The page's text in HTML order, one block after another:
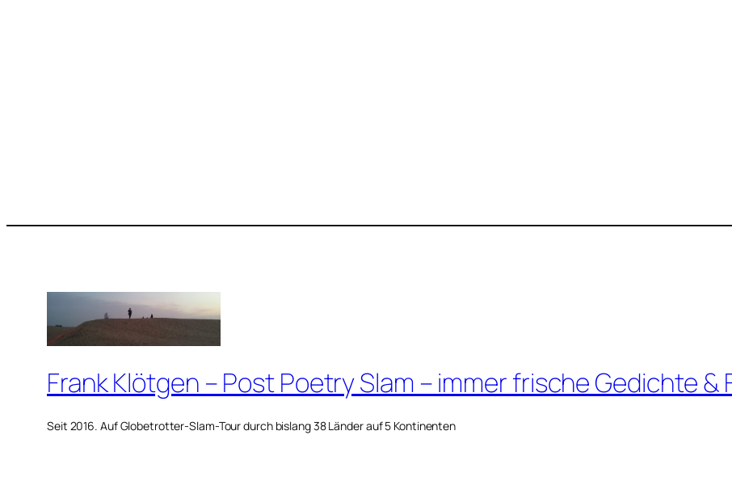
Frank Klötgen – Post Poetry Slam – immer frische Gedichte &
Seit 2016. Auf Globetrotter-Slam-Tour durch bislang 38 Länder auf 5 Kontinenten